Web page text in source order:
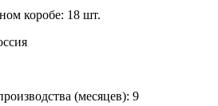
коробе: 18 шт.
(месяцев): 9